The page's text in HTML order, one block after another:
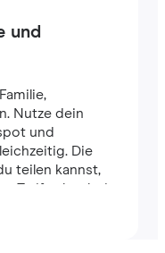
und
Nutze dein
und
Die
teilen kannst,
Tarifs ab – bei